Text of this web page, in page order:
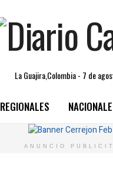
La Guajira,Colombia - 7 de
REGIONALES
ANUNCIO